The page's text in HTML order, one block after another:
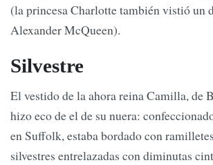
(la princesa Charlotte también vistió un
Alexander McQueen).
Silvestre
El vestido de la ahora reina Camilla, de
hizo eco de el de su nuera:
en Suffolk, estaba bordado con
silvestres entrelazadas con diminutas